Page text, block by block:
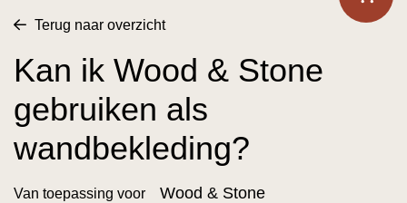
Terug naar overzicht
Kan ik Wood & Stone
gebruiken als
wandbekleding?
Van toepassing voor Wood & Stone